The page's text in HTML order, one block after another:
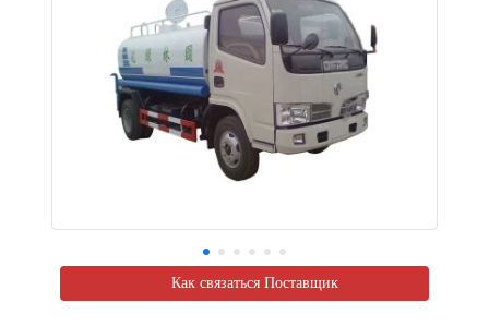
Как связаться Поставщик